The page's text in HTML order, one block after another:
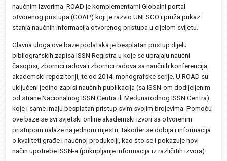
naučnim izvorima. ROAD je komplementarni Globalni portal
otvorenog pristupa (GOAP) koji je razvio UNESCO i pruža prikaz
stanja naučnih informacija otvorenog pristupa u cijelom svijetu.
Glavna uloga ove baze podataka je besplatan pristup dijelu
bibliografskih zapisa ISSN Registra u koje se ubrajaju naučni
časopisi, zbornici radova i zbornici radova sa naučnih konferencija,
akademski repozitoriji, te od 2014. monografske serije. U ROAD su
uključeni jedino zapisi naučnih publikacija (sa ISSN-om dodijeljenim
od strane Nacionalnog ISSN Centra ili Međunarodnog ISSN Centra)
koje i same imaju besplatan pristup svim svojim brojevima. Pomoću
ove baze se svi svjetski online akademski izvori sa otvorenim
pristupom nalaze na jednom mjestu, također se dobija i informacija
o kvaliteti građe i naučnoj produkciji, kao što se i pokazuje novi
način upotrebe ISSN-a (prikupljanje informacija iz različitih izvora).